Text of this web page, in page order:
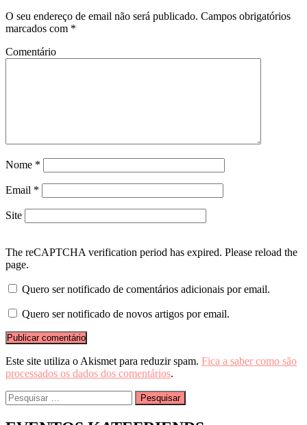
O seu endereço de email não será publicado. Campos obrigatórios
marcados com *
Comentário
Nome *
Email *
Site
The reCAPTCHA verification period has expired. Please reload the
page.
Quero ser notificado de comentários adicionais por email.
Quero ser notificado de novos artigos por email.
Este site utiliza o Akismet para reduzir spam. Fica a saber como são
processados os dados dos comentários.
Pesquisar
por: